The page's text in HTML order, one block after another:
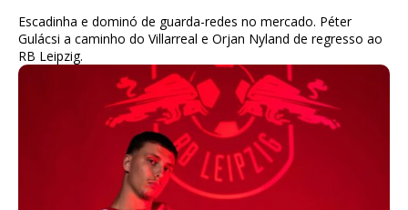
Escadinha e dominó de guarda-redes no mercado. Péter
Gulácsi a caminho do Villarreal e Orjan Nyland de regresso ao
RB Leipzig.